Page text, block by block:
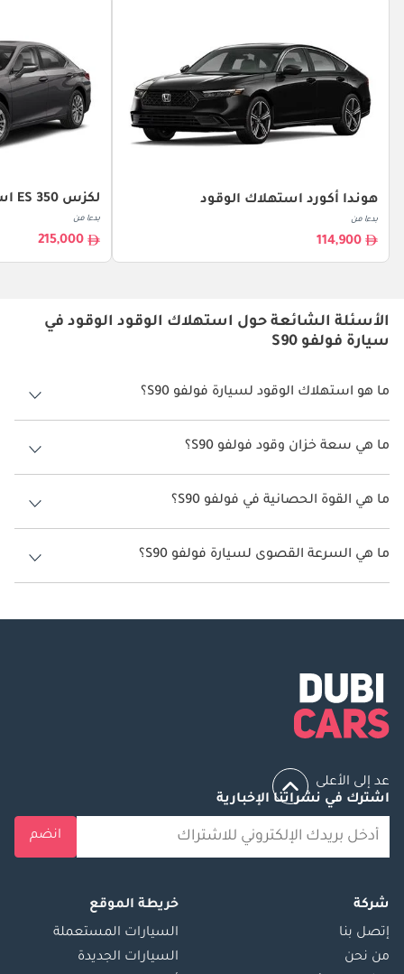
هوندا أكورد استهلاك الوقود
بدءا من
114,900
لكزس ES 350 استهلاك الوقود
بدءا من
215,000
الأسئلة الشائعة حول استهلاك الوقود الوقود في
سيارة فولفو S90
ما هو استهلاك الوقود لسيارة فولفو S90؟
يتراوح استهلاك الوقود لسيارة فولفو S90 بين 10 كم/ليتر - 12 كم/ليتر.
ما هي سعة خزان وقود فولفو S90؟
سعة خزان وقود فولفو S90 60 ليتر.
ما هي القوة الحصانية في فولفو S90؟
تنتج فولفو S90 قوة 249 حصان - 462 حصان.
ما هي السرعة القصوى لسيارة فولفو S90؟
السرعة القصوى لسيارة فولفو S90 هي 180 كم/الساعة.
عد إلى الأعلى
اشترك في نشراتنا الإخبارية
انضم
شركة
إتصل بنا
من نحن
خريطة الموقع
السيارات المستعملة
السيارات الجديدة